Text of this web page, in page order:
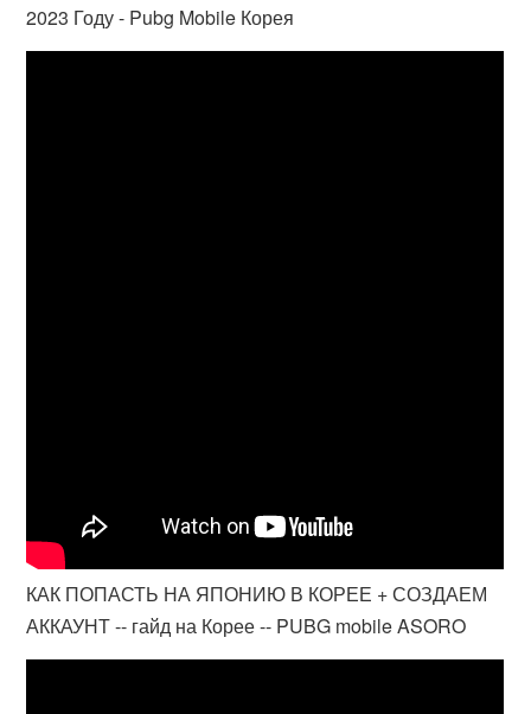
2023 Году - Pubg Mobile Корея
КАК ПОПАСТЬ НА ЯПОНИЮ В КОРЕЕ + СОЗДАЕМ
АККАУНТ -- гайд на Корее -- PUBG mobile ASORO